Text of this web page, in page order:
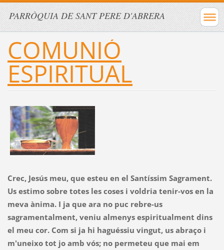
PARRÒQUIA DE SANT PERE D'ABRERA
COMUNIÓ
ESPIRITUAL
Crec, Jesús meu, que esteu en el Santíssim Sagrament.
Us estimo sobre totes les coses i voldria tenir-vos en la
meva ànima. I ja que ara no puc rebre-us
sagramentalment, veniu almenys espiritualment dins
el meu cor. Com si ja hi haguéssiu vingut, us abraço i
m'uneixo tot jo amb vós; no permeteu que mai em